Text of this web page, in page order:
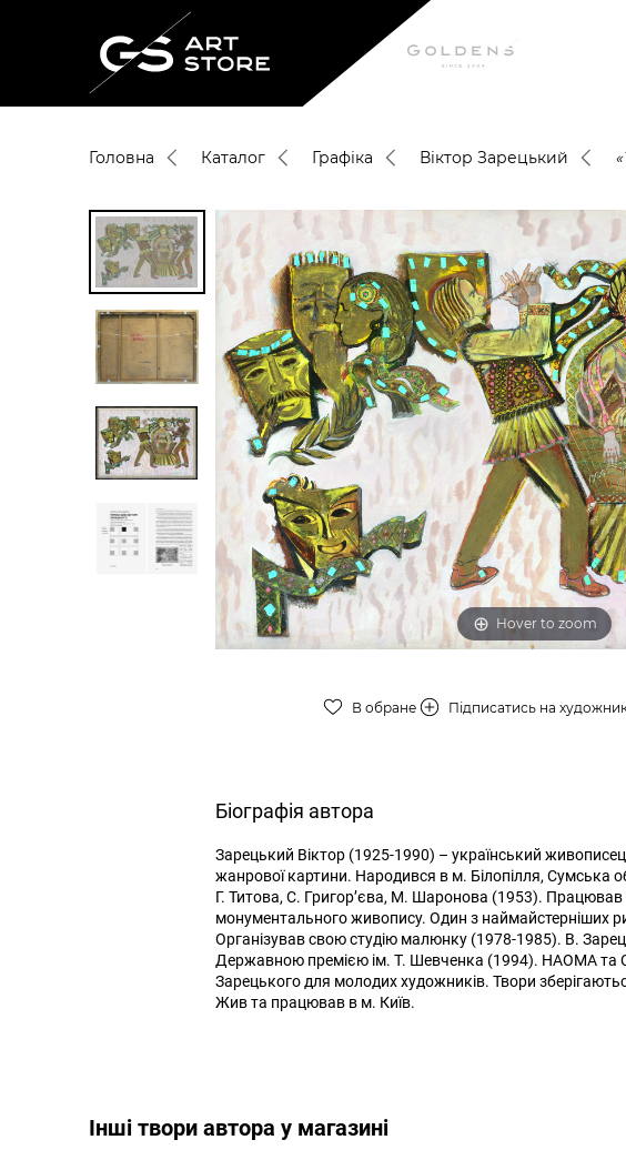
Головна Каталог Графіка Вiктор Зарецький
Hover to zoom
В обране Підписатись на
Біографія автора
Зарецький Віктор (1925-1990) – український
жанрової картини. Народився в м. Білопілля, Сумська
Г. Титова, С. Григор’єва, М. Шаронова (1953). Працював
монументального живопису. Один з наймайстерніших
Організував свою студію малюнку (1978-1985). В.
Державною премією ім. Т. Шевченка (1994). НАОМА та
Зарецького для молодих художників. Твори
Жив та працював в м. Київ.
Інші твори автора у магазині